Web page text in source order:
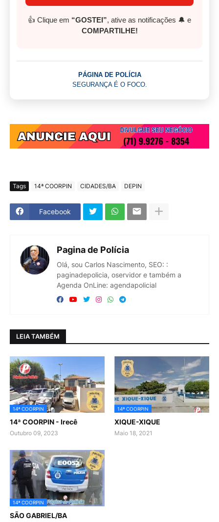
👍 Clique em “GOSTEI”, ative as notificações 🔔 e
COMPARTILHE!
PÁGINA DE POLÍCIA
SEGURANÇA É O FOCO.
Tags 14ª COORPIN CIDADES/BA DEPIN
Facebook
Pagina de Polícia
Olá, sou Carlos Nascimento, SEO: :
paginadepolicia, oservidor e também a
Agenda OnLine: agendapolicial
LEIA TAMBÉM
14ª COORPIN
14ª COORPIN - Irecê
Outubro 09, 2023
14ª COORPIN
XIQUE-XIQUE
Maio 18, 2021
14ª COORPIN
SÃO GABRIEL/BA